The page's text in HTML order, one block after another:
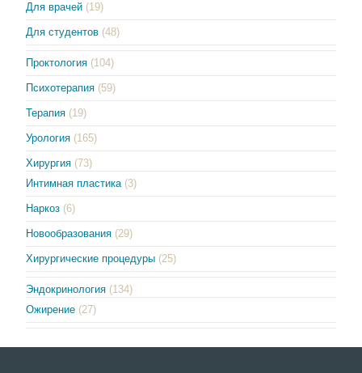
Для врачей (19)
Для студентов (48)
Проктология (104)
Психотерапия (59)
Терапия (19)
Урология (165)
Хирургия (73)
Интимная пластика (3)
Наркоз (6)
Новообразования (29)
Хирургические процедуры (25)
Эндокринология (134)
Ожирение (27)